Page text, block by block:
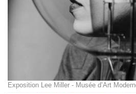
Exposition Lee Miller - Musée d’Art